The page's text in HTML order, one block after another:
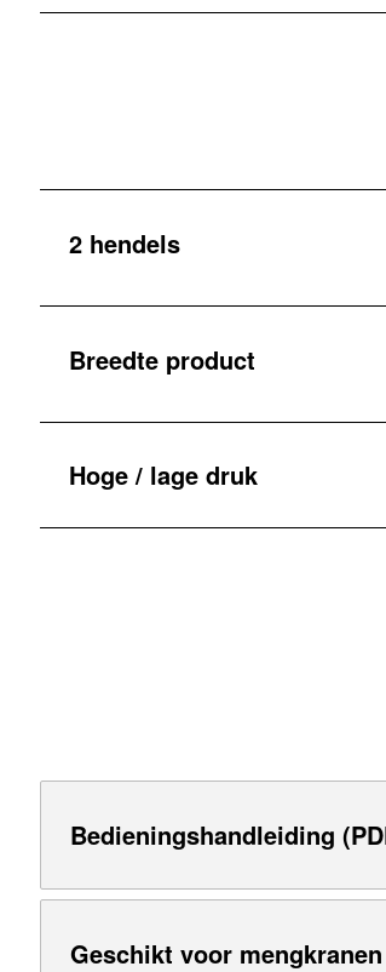
2 hendels
Breedte product
Hoge / lage druk
Bedieningshandleiding
Geschikt voor mengkranen